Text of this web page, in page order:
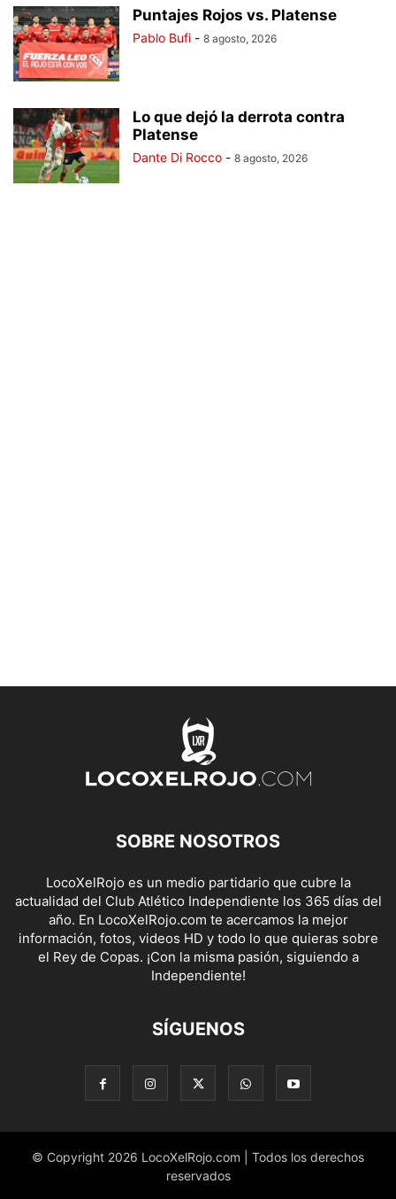
Puntajes Rojos vs. Platense
Pablo Bufi - 8 agosto, 2026
Lo que dejó la derrota contra
Platense
Dante Di Rocco - 8 agosto, 2026
SOBRE NOSOTROS
LocoXelRojo es un medio partidario que cubre la
actualidad del Club Atlético Independiente los 365 días del
año. En LocoXelRojo.com te acercamos la mejor
información, fotos, videos HD y todo lo que quieras sobre
el Rey de Copas. ¡Con la misma pasión, siguiendo a
Independiente!
SÍGUENOS
© Copyright 2026 LocoXelRojo.com | Todos los derechos
reservados